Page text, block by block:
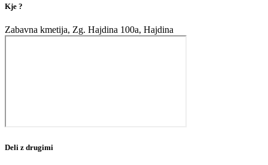
Kje ?
Zabavna kmetija, Zg. Hajdina 100a, Hajdina
Deli z drugimi